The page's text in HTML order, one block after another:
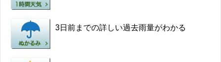
3日前までの詳しい過去雨量がわかる